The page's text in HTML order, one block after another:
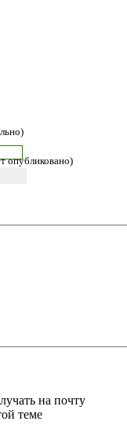
опубликовано)
на почту
теме